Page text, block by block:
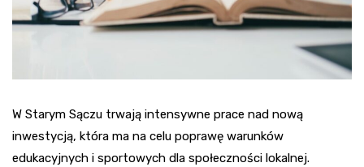
W Starym Sączu trwają intensywne prace nad nową
inwestycją, która ma na celu poprawę warunków
edukacyjnych i sportowych dla społeczności lokalnej.